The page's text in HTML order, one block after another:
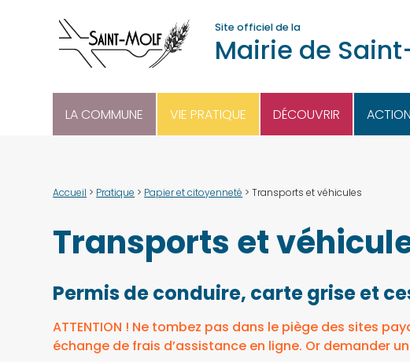
Site officiel de la
Mairie de
LA COMMUNE VIE PRATIQUE DÉCOUVRIR
Accueil > Pratique > Papier et citoyenneté >Transports et véhicules
Transports et
Permis de conduire, carte grise et
ATTENTION ! Ne tombez pas dans le piège des sites
échange de frais d’assistance en ligne. Or demander